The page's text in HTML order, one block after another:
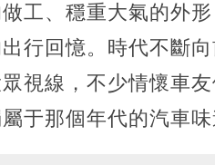
工、穩重大氣的外
行回憶。時代不斷
視線，不少情懷車
于那個年代的汽車味